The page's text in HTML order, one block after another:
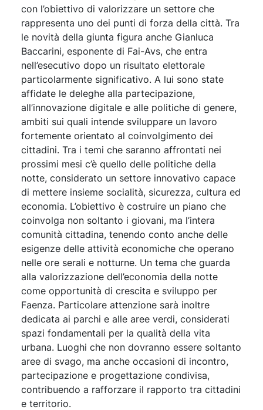
con l’obiettivo di valorizzare un settore che
rappresenta uno dei punti di forza della città. Tra
le novità della giunta figura anche Gianluca
Baccarini, esponente di Fai-Avs, che entra
nell’esecutivo dopo un risultato elettorale
particolarmente significativo. A lui sono state
affidate le deleghe alla partecipazione,
all’innovazione digitale e alle politiche di genere,
ambiti sui quali intende sviluppare un lavoro
fortemente orientato al coinvolgimento dei
cittadini. Tra i temi che saranno affrontati nei
prossimi mesi c’è quello delle politiche della
notte, considerato un settore innovativo capace
di mettere insieme socialità, sicurezza, cultura ed
economia. L’obiettivo è costruire un piano che
coinvolga non soltanto i giovani, ma l’intera
comunità cittadina, tenendo conto anche delle
esigenze delle attività economiche che operano
nelle ore serali e notturne. Un tema che guarda
alla valorizzazione dell’economia della notte
come opportunità di crescita e sviluppo per
Faenza. Particolare attenzione sarà inoltre
dedicata ai parchi e alle aree verdi, considerati
spazi fondamentali per la qualità della vita
urbana. Luoghi che non dovranno essere soltanto
aree di svago, ma anche occasioni di incontro,
partecipazione e progettazione condivisa,
contribuendo a rafforzare il rapporto tra cittadini
e territorio.